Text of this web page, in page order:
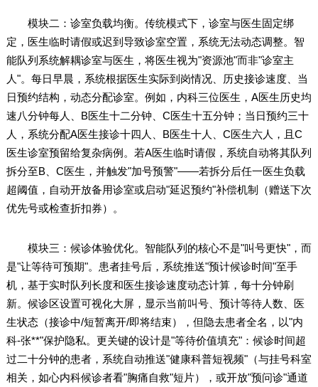
模块二：诊室负载均衡。传统模式下，诊室与医生固定绑
定，医生临时请假或迟到导致诊室空置，系统无法动态调整。智
能队列系统解耦诊室与医生，将医生视为"资源池"而非"诊室主
人"。每日早晨，系统根据医生实际到岗情况、历史接诊速度、当
日预约结构，动态分配诊室。例如，内科三位医生，A医生历史均
速八分钟每人、B医生十二分钟、C医生十五分钟；当日预约三十
人，系统分配A医生接诊十四人、B医生十人、C医生六人，且C
医生诊室预留给复杂病例。若A医生临时请假，系统自动将其队列
拆分至B、C医生，并触发"加号预警"——若拆分后任一医生负载
超阈值，自动开放备用诊室或启动"延迟预约"补偿机制（赠送下次
优先号或检查折扣券）。
模块三：候诊体验优化。智能队列的核心不是"叫号更快"，而
是"让等待可预期"。患者挂号后，系统推送"预计候诊时间"至手
机，基于实时队列长度和医生接诊速度动态计算，每十分钟刷
新。候诊区设置可视化大屏，显示当前叫号、预计等待人数、医
生状态（接诊中/短暂离开/即将结束），但隐去患者全名，以"内
科-张**"保护隐私。更关键的设计是"等待价值填充"：候诊时间超
过二十分钟的患者，系统自动推送"健康科普短视频"（与挂号科室
相关，如心内科候诊者看"胸痛自救"短片），或开放"预问诊"通道